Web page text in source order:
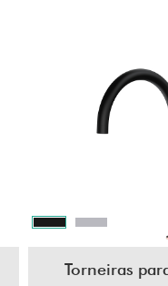
Torneiras